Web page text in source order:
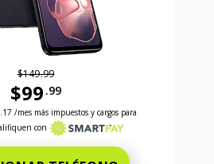
$149.99
$99 .99
era 149 dollars and 99 cents
/mes más impuestos y cargos para
con